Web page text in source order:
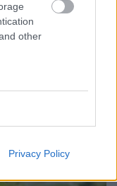
other
Privacy Policy
8 db burgonya 2
vaj A
majd
pedig egy…